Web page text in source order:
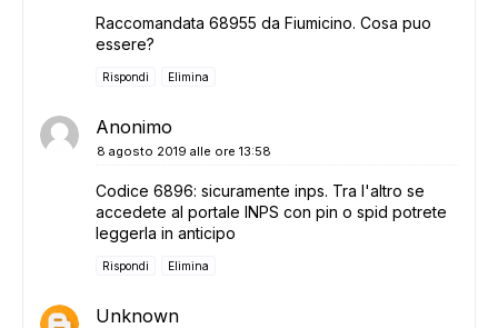
Raccomandata 68955 da Fiumicino. Cosa puo
essere?
Rispondi Elimina
Anonimo
8 agosto 2019 alle ore 13:58
Codice 6896: sicuramente inps. Tra l'altro se
accedete al portale INPS con pin o spid potrete
leggerla in anticipo
Rispondi Elimina
Unknown